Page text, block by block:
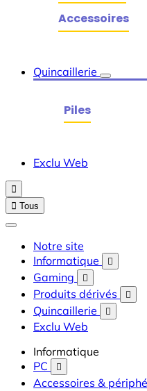
Accessoires
Quincaillerie
Piles
Exclu Web

 Tous
Notre site
Informatique

Gaming 
Produits dérivés 
Quincaillerie 
Exclu Web
Informatique
PC

Accessoires &